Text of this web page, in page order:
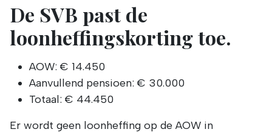
De SVB past de
loonheffingskorting toe.
AOW: € 14.450
Aanvullend pensioen: € 30.000
Totaal: € 44.450
Er wordt geen loonheffing op de AOW in